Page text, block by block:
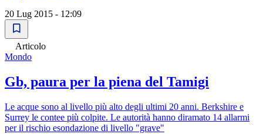
20 Lug 2015 - 12:09
Articolo
Mondo
Gb, paura per la piena del Tamigi
Le acque sono al livello più alto degli ultimi 20 anni. Berkshire e
Surrey le contee più colpite. Le autorità hanno diramato 14 allarmi
per il rischio esondazione di livello "grave"